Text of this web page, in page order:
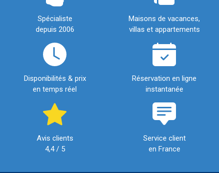
Spécialiste
depuis 2006
Maisons de vacances,
villas et appartements
Disponibilités & prix
en temps réel
Réservation en ligne
instantanée
Avis clients
4,4 / 5
Service client
en France